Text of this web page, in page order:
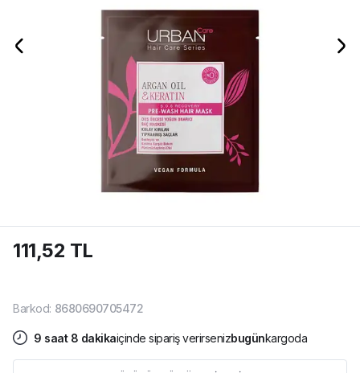
111,52 TL
Barkod: 8680690705472
9 saat 8 dakikaiçinde sipariş verirsenizbugünkargoda